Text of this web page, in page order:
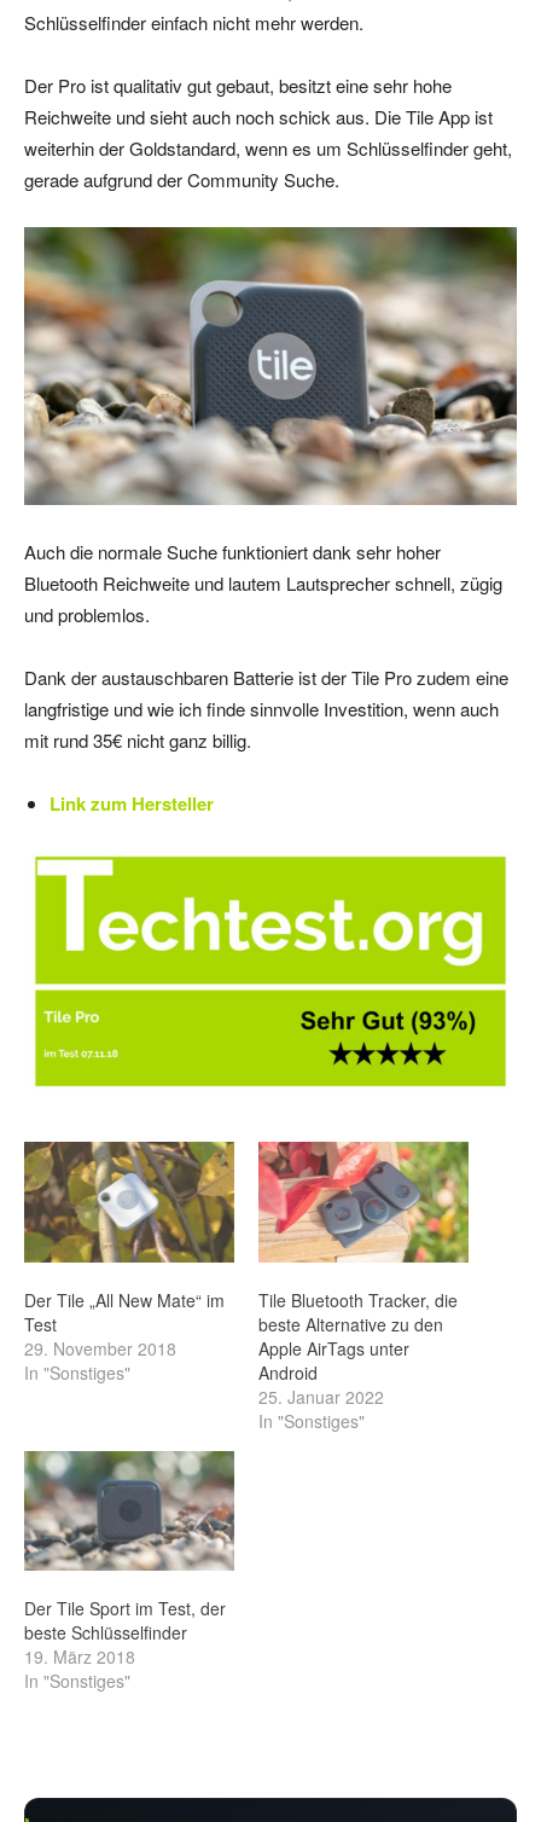
Schlüsselfinder einfach nicht mehr werden.
Der Pro ist qualitativ gut gebaut, besitzt eine sehr hohe
Reichweite und sieht auch noch schick aus. Die Tile App ist
weiterhin der Goldstandard, wenn es um Schlüsselfinder geht,
gerade aufgrund der Community Suche.
Auch die normale Suche funktioniert dank sehr hoher
Bluetooth Reichweite und lautem Lautsprecher schnell, zügig
und problemlos.
Dank der austauschbaren Batterie ist der Tile Pro zudem eine
langfristige und wie ich finde sinnvolle Investition, wenn auch
mit rund 35€ nicht ganz billig.
Link zum Hersteller
Der Tile „All New Mate“ im
Test
29. November 2018
In "Sonstiges"
Tile Bluetooth Tracker, die
beste Alternative zu den
Apple AirTags unter
Android
25. Januar 2022
In "Sonstiges"
Der Tile Sport im Test, der
beste Schlüsselfinder
19. März 2018
In "Sonstiges"